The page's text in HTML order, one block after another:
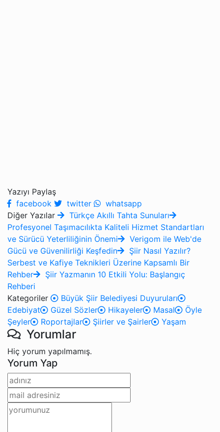
Yazıyı Paylaş
facebook
twitter
whatsapp
Diğer Yazılar
Türkçe Akıllı Tahta Sunuları
Profesyonel Taşımacılıkta Kaliteli Hizmet Standartları
ve Sürücü Yeterliliğinin Önemi
Verigom ile Web'de
Gücü ve Güvenilirliği Keşfedin
Şiir Nasıl Yazılır?
Serbest ve Kafiye Teknikleri Üzerine Kapsamlı Bir
Rehber
Şiir Yazmanın 10 Etkili Yolu: Başlangıç
Rehberi
Kategoriler
Büyük Şiir Belediyesi Duyuruları
Edebiyat
Güzel Sözler Hikayeler Masal
Öyle
Şeyler
Roportajlar Şiirler ve Şairler Yaşam
Yorumlar
Hiç yorum yapılmamış.
Yorum Yap